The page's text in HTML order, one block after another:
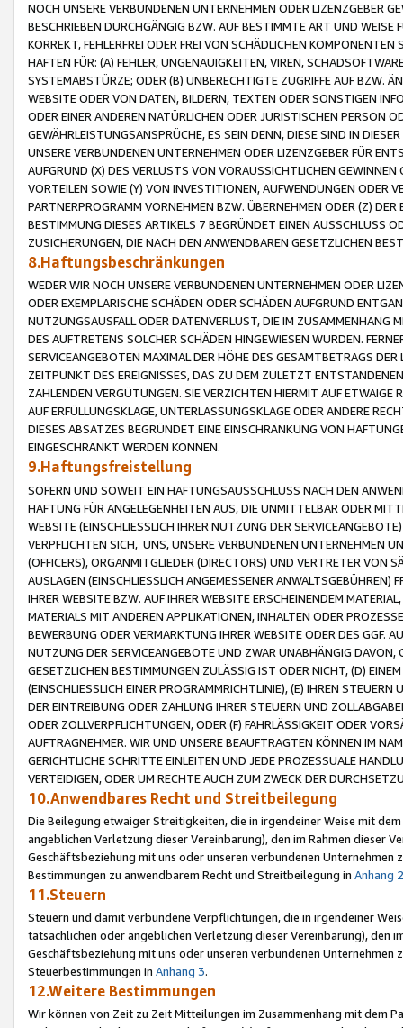
NOCH UNSERE VERBUNDENEN UNTERNEHMEN ODER LIZENZGEBER
BESCHRIEBEN DURCHGÄNGIG BZW. AUF BESTIMMTE ART UND
KORREKT, FEHLERFREI ODER FREI VON SCHÄDLICHEN
HAFTEN FÜR: (A) FEHLER, UNGENAUIGKEITEN, VIREN,
SYSTEMABSTÜRZE; ODER (B) UNBERECHTIGTE ZUGRIFFE AUF BZW.
WEBSITE ODER VON DATEN, BILDERN, TEXTEN ODER SONSTIGEN
ODER EINER ANDEREN NATÜRLICHEN ODER JURISTISCHEN PERSON
GEWÄHRLEISTUNGSANSPRÜCHE, ES SEIN DENN, DIESE SIND IN
UNSERE VERBUNDENEN UNTERNEHMEN ODER LIZENZGEBER FÜR
AUFGRUND (X) DES VERLUSTS VON VORAUSSICHTLICHEN
VORTEILEN SOWIE (Y) VON INVESTITIONEN, AUFWENDUNGEN ODER
PARTNERPROGRAMM VORNEHMEN BZW. ÜBERNEHMEN ODER (Z)
BESTIMMUNG DIESES ARTIKELS 7 BEGRÜNDET EINEN AUSSCHLUSS
ZUSICHERUNGEN, DIE NACH DEN ANWENDBAREN GESETZLICHEN
8.Haftungsbeschränkungen
WEDER WIR NOCH UNSERE VERBUNDENEN UNTERNEHMEN ODER
ODER EXEMPLARISCHE SCHÄDEN ODER SCHÄDEN AUFGRUND
NUTZUNGSAUSFALL ODER DATENVERLUST, DIE IM ZUSAMMENHANG
DES AUFTRETENS SOLCHER SCHÄDEN HINGEWIESEN WURDEN.
SERVICEANGEBOTEN MAXIMAL DER HÖHE DES GESAMTBETRAGS
ZEITPUNKT DES EREIGNISSES, DAS ZU DEM ZULETZT
ZAHLENDEN VERGÜTUNGEN. SIE VERZICHTEN HIERMIT AUF
AUF ERFÜLLUNGSKLAGE, UNTERLASSUNGSKLAGE ODER ANDERE
DIESES ABSATZES BEGRÜNDET EINE EINSCHRÄNKUNG VON
EINGESCHRÄNKT WERDEN KÖNNEN.
9.Haftungsfreistellung
SOFERN UND SOWEIT EIN HAFTUNGSAUSSCHLUSS NACH DEN
HAFTUNG FÜR ANGELEGENHEITEN AUS, DIE UNMITTELBAR ODER
WEBSITE (EINSCHLIESSLICH IHRER NUTZUNG DER
VERPFLICHTEN SICH, UNS, UNSERE VERBUNDENEN UNTERNEHMEN
(OFFICERS), ORGANMITGLIEDER (DIRECTORS) UND VERTRETER VON
AUSLAGEN (EINSCHLIESSLICH ANGEMESSENER
IHRER WEBSITE BZW. AUF IHRER WEBSITE ERSCHEINENDEM
MATERIALS MIT ANDEREN APPLIKATIONEN, INHALTEN ODER
BEWERBUNG ODER VERMARKTUNG IHRER WEBSITE ODER DES GGF.
NUTZUNG DER SERVICEANGEBOTE UND ZWAR UNABHÄNGIG
GESETZLICHEN BESTIMMUNGEN ZULÄSSIG IST ODER NICHT, (D)
(EINSCHLIESSLICH EINER PROGRAMMRICHTLINIE), (E) IHREN
DER EINTREIBUNG ODER ZAHLUNG IHRER STEUERN UND
ODER ZOLLVERPFLICHTUNGEN, ODER (F) FAHRLÄSSIGKEIT ODER
AUFTRAGNEHMER. WIR UND UNSERE BEAUFTRAGTEN KÖNNEN IM
GERICHTLICHE SCHRITTE EINLEITEN UND JEDE PROZESSUALE
VERTEIDIGEN, ODER UM RECHTE AUCH ZUM ZWECK DER
10.Anwendbares Recht und Streitbeilegung
Die Beilegung etwaiger Streitigkeiten, die in irgendeiner Weise mit
angeblichen Verletzung dieser Vereinbarung), den im Rahmen dieser
Geschäftsbeziehung mit uns oder unseren verbundenen
Bestimmungen zu anwendbarem Recht und Streitbeilegung in Anhang 2
11.Steuern
Steuern und damit verbundene Verpflichtungen, die in irgendeiner
tatsächlichen oder angeblichen Verletzung dieser Vereinbarung), den
Geschäftsbeziehung mit uns oder unseren verbundenen
Steuerbestimmungen in Anhang 3.
12.Weitere Bestimmungen
Wir können von Zeit zu Zeit Mitteilungen im Zusammenhang mit dem